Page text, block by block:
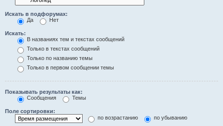
Искать в подфорумах:
Да
Нет
Искать:
В названиях тем и текстах сообщений
Только в текстах сообщений
Только по названию темы
Только в первом сообщении темы
Показывать результаты как:
Сообщения
Темы
Поле сортировки:
по возрастанию
по убыванию